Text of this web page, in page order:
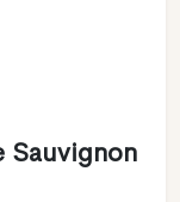
Sauvignon